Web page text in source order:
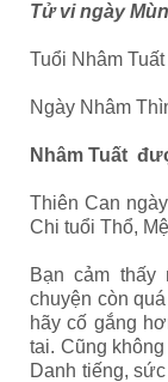
Tử vi ngày
Tuổi Nhâm
Ngày Nhâm
Nhâm Tuất
Thiên Can
Chi tuổi Thổ,
Bạn cảm thấy
chuyện còn
hãy cố gắng
tai. Cũng
Danh tiếng,